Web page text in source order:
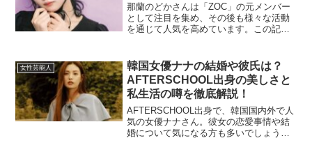
那蘭のどかさんは「ZOC」の元メンバー
として注目を集め、その後も様々な活動
を通じて人気を高めています。この記事
どかの前世とは？那蘭のどかさんの「前
世」について、ネット上...
女性芸能人
韓国女優ナナの結婚や彼氏は？
AFTERSCHOOL出身の美しさと
私生活の噂を徹底解説！
AFTERSCHOOL出身で、韓国国内外で人
気の女優ナナさん。彼女の恋愛事情や結
婚について気になる方も多いでしょう。